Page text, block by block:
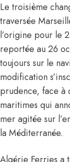
Le troisième
traversée
l’origine pour le
reportée au 26
toujours sur le
modification
prudence, face à
maritimes qui
mer agitée sur
la Méditerranée.